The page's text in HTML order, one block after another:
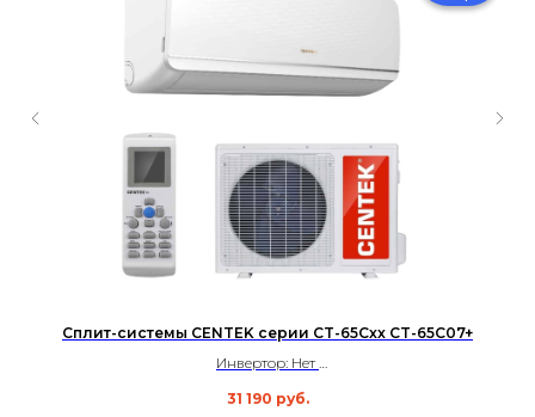
Сплит-системы CENTEK серии CT-65Cxx CT-65C07+
Инвертор: Нет
Уровень шума: 23 дБ
31 190 руб.